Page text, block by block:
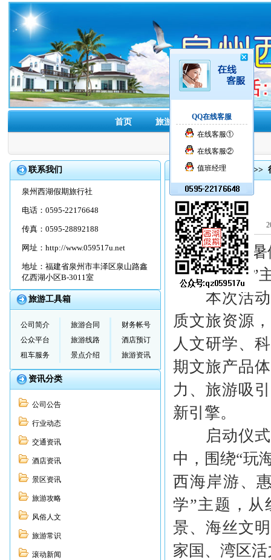
QQ在线客服
在线客服①
在线客服②
值班经理
首页 旅游线路 酒店预订
联系我们
泉州西湖假期旅行社
电话：0595-22176648
传真：0595-28892188
网址： http://www.059517u.net
地址：福建省泉州市丰泽区泉山路鑫
亿西湖小区B-3011室
旅游工具箱
公司简介 旅游合同
财务帐号
公众平台
旅游线路
酒店预订
租车服务
景点介绍 旅游资讯
资讯分类
公司公告
行业动态
交通资讯
酒店资讯
景区资讯
旅游攻略
风俗人文
旅游常识
滚动新闻
首页>>旅游资讯 >>
6月10日，“
广东过暑假”
本次活动
质文旅资源
人文研学、
期文旅产品
力、旅游吸
新引擎。
启动仪式
中，围绕“玩
西海岸游、
学”主题，从
景、海丝文
家国、湾区